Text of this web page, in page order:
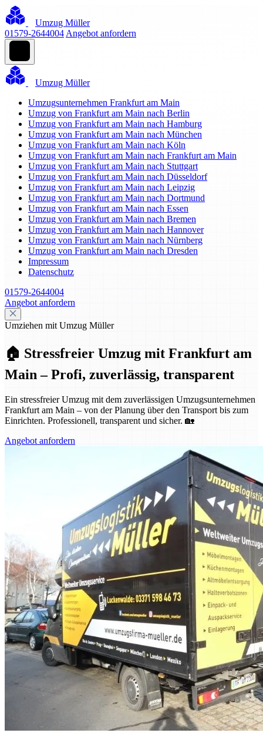
Umzug Müller
01579-2644004 Angebot anfordern
Umzug Müller
Umzugsunternehmen Frankfurt am Main
Umzug von Frankfurt am Main nach Berlin
Umzug von Frankfurt am Main nach Hamburg
Umzug von Frankfurt am Main nach München
Umzug von Frankfurt am Main nach Köln
Umzug von Frankfurt am Main nach Frankfurt am Main
Umzug von Frankfurt am Main nach Stuttgart
Umzug von Frankfurt am Main nach Düsseldorf
Umzug von Frankfurt am Main nach Leipzig
Umzug von Frankfurt am Main nach Dortmund
Umzug von Frankfurt am Main nach Essen
Umzug von Frankfurt am Main nach Bremen
Umzug von Frankfurt am Main nach Hannover
Umzug von Frankfurt am Main nach Nürnberg
Umzug von Frankfurt am Main nach Dresden
Impressum
Datenschutz
01579-2644004
Angebot anfordern
Umziehen mit Umzug Müller
🏠 Stressfreier Umzug mit Frankfurt am
Main – Profi, zuverlässig, transparent
Ein stressfreier Umzug mit dem zuverlässigen Umzugsunternehmen
Frankfurt am Main – von der Planung über den Transport bis zum
Einrichten. Professionell, transparent und sicher. 🏡
Angebot anfordern